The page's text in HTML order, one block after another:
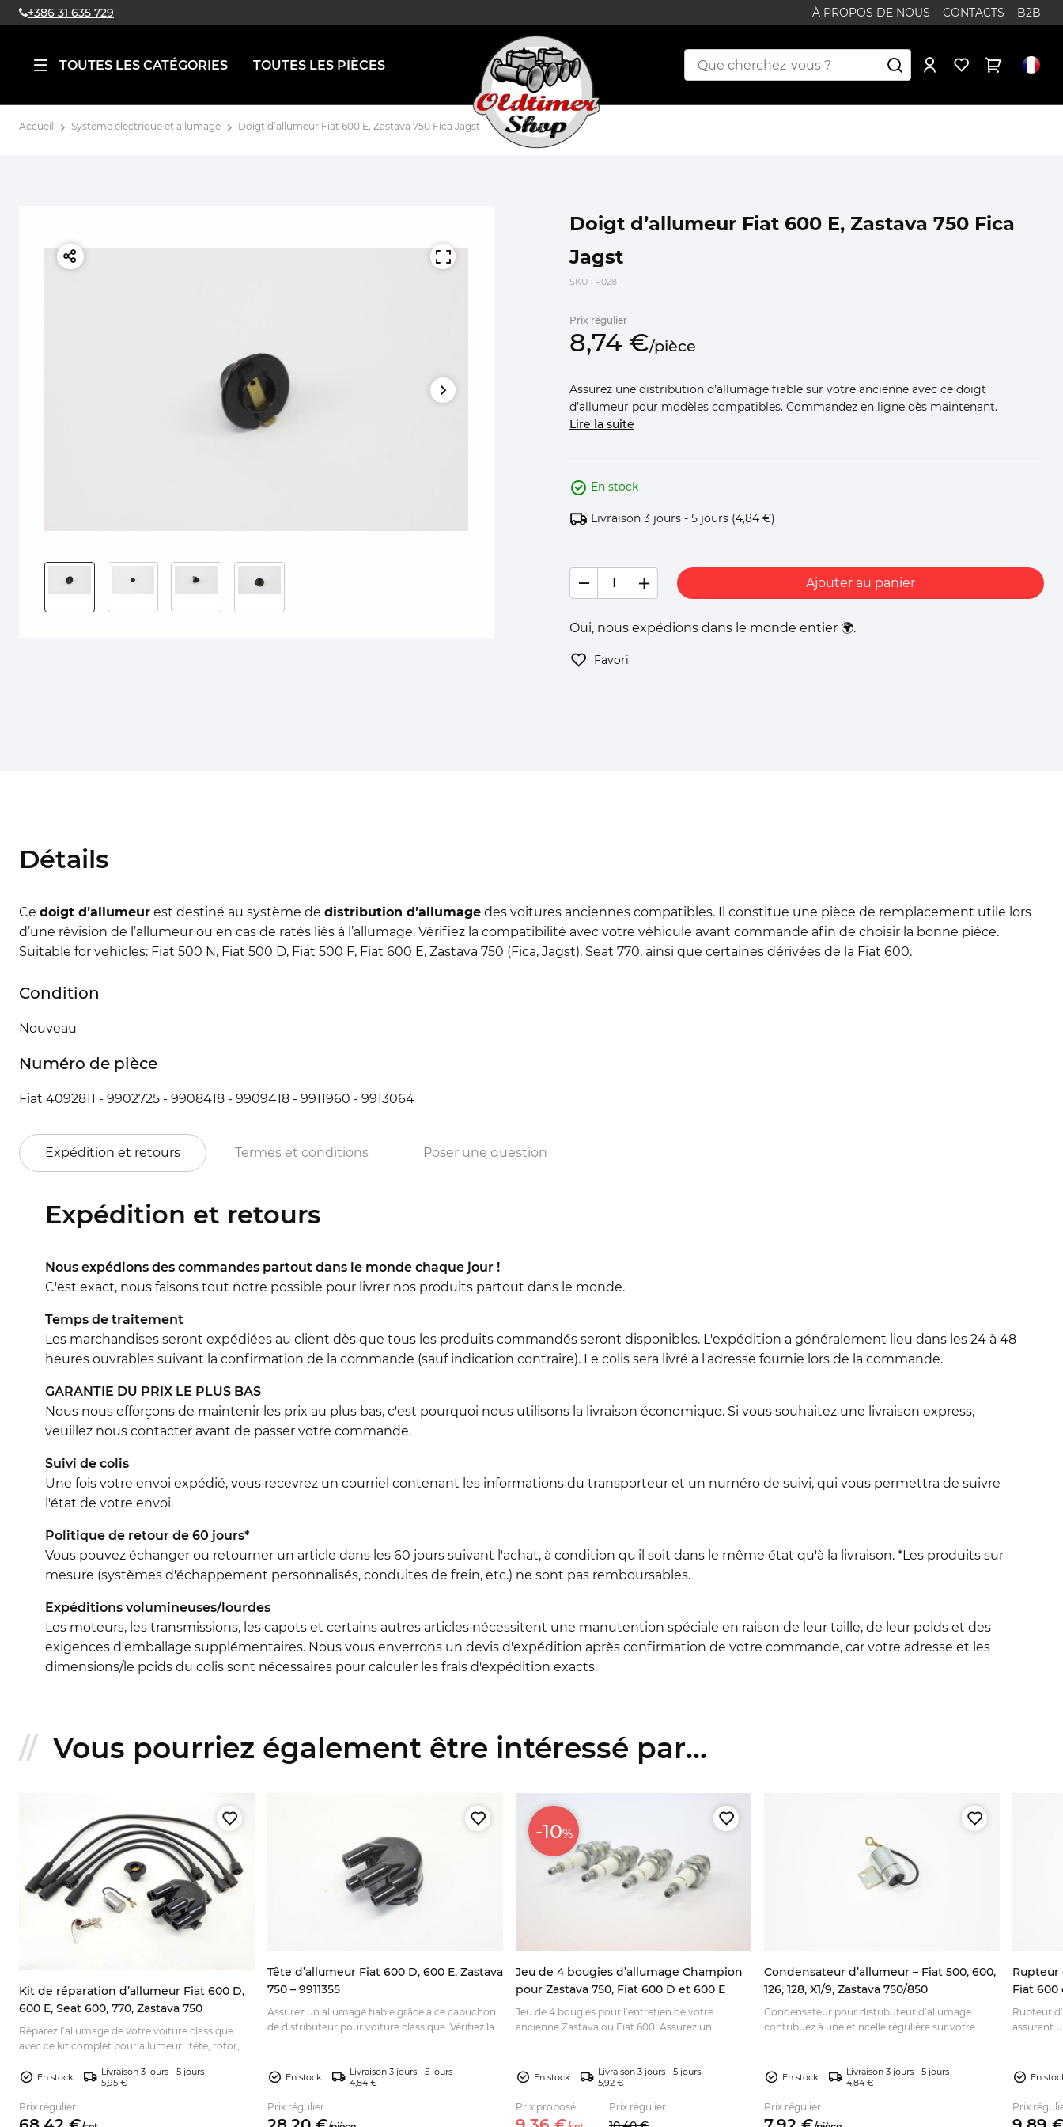
+386 31 635 729 À PROPOS DE NOUS CONTACTS B2B
TOUTES LES CATÉGORIES TOUTES LES PIÈCES
Accueil Système électrique et allumage Doigt d’allumeur Fiat 600 E, Zastava 750 Fica Jagst
Doigt d’allumeur Fiat 600 E, Zastava 750 Fica
Jagst
SKU : P028
Prix régulier
8,74 €/pièce
Assurez une distribution d’allumage fiable sur votre ancienne avec ce doigt
d’allumeur pour modèles compatibles. Commandez en ligne dès maintenant.
Lire la suite
En stock
Livraison 3 jours - 5 jours (4,84 €)
Ajouter au panier
Oui, nous expédions dans le monde entier 🌍.
Favori
Détails
Ce doigt d’allumeur est destiné au système de distribution d’allumage des voitures anciennes compatibles. Il constitue une pièce de remplacement utile lors
d’une révision de l’allumeur ou en cas de ratés liés à l’allumage. Vérifiez la compatibilité avec votre véhicule avant commande afin de choisir la bonne pièce.
Suitable for vehicles: Fiat 500 N, Fiat 500 D, Fiat 500 F, Fiat 600 E, Zastava 750 (Fica, Jagst), Seat 770, ainsi que certaines dérivées de la Fiat 600.
Condition
Nouveau
Numéro de pièce
Fiat 4092811 - 9902725 - 9908418 - 9909418 - 9911960 - 9913064
Expédition et retours Termes et conditions Poser une question
Expédition et retours
Nous expédions des commandes partout dans le monde chaque jour !
C'est exact, nous faisons tout notre possible pour livrer nos produits partout dans le monde.
Temps de traitement
Les marchandises seront expédiées au client dès que tous les produits commandés seront disponibles. L'expédition a généralement lieu dans les 24 à 48
heures ouvrables suivant la confirmation de la commande (sauf indication contraire). Le colis sera livré à l'adresse fournie lors de la commande.
GARANTIE DU PRIX LE PLUS BAS
Nous nous efforçons de maintenir les prix au plus bas, c'est pourquoi nous utilisons la livraison économique. Si vous souhaitez une livraison express,
veuillez nous contacter avant de passer votre commande.
Suivi de colis
Une fois votre envoi expédié, vous recevrez un courriel contenant les informations du transporteur et un numéro de suivi, qui vous permettra de suivre
l'état de votre envoi.
Politique de retour de 60 jours*
Vous pouvez échanger ou retourner un article dans les 60 jours suivant l'achat, à condition qu'il soit dans le même état qu'à la livraison. *Les produits sur
mesure (systèmes d'échappement personnalisés, conduites de frein, etc.) ne sont pas remboursables.
Expéditions volumineuses/lourdes
Les moteurs, les transmissions, les capots et certains autres articles nécessitent une manutention spéciale en raison de leur taille, de leur poids et des
exigences d'emballage supplémentaires. Nous vous enverrons un devis d'expédition après confirmation de votre commande, car votre adresse et les
dimensions/le poids du colis sont nécessaires pour calculer les frais d'expédition exacts.
Vous pourriez également être intéressé par...
Kit de réparation d’allumeur Fiat 600 D,
600 E, Seat 600, 770, Zastava 750
Réparez l’allumage de votre voiture classique
avec ce kit complet pour allumeur : tête, rotor,
en ligne.
En stock
Livraison 3 jours - 5 jours
5,95 €
Prix régulier
Tête d’allumeur Fiat 600 D, 600 E, Zastava
750 – 9911355
Assurez un allumage fiable grâce à ce capuchon
de distributeur pour voiture classique. Vérifiez la
En stock
Livraison 3 jours - 5 jours
4,84 €
Prix régulier
-10%
Jeu de 4 bougies d’allumage Champion
pour Zastava 750, Fiat 600 D et 600 E
Jeu de 4 bougies pour l’entretien de votre
ancienne Zastava ou Fiat 600. Assurez un
En stock
Livraison 3 jours - 5 jours
5,92 €
Prix proposé Prix régulier
Condensateur d’allumeur – Fiat 500, 600,
126, 128, X1/9, Zastava 750/850
Condensateur pour distributeur d’allumage :
contribuez à une étincelle régulière sur votre
En stock
Livraison 3 jours - 5 jours
4,84 €
Prix régulier
Rupteur
Fiat 600
Marelli
Rupteur
assurant
En
Prix